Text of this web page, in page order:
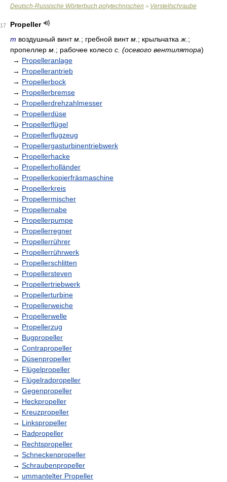
Deutsch-Russische Wörterbuch polytechnischen > Verstellschraube
17
Propeller
m воздушный винтм. ; гребной винтм. ; крыльчатка ж. ;
пропеллер м. ; рабочее колесо с. (осевого вентилятора)
→ Propelleranlage
→ Propellerantrieb
→ Propellerbock
→ Propellerbremse
→ Propellerdrehzahlmesser
→ Propellerdüse
→ Propellerflügel
→ Propellerflugzeug
→ Propellergasturbinentriebwerk
→ Propellerhacke
→ Propellerholländer
→ Propellerkopierfräsmaschine
→ Propellerkreis
→ Propellermischer
→ Propellernabe
→ Propellerpumpe
→ Propellerregner
→ Propellerrührer
→ Propellerrührwerk
→ Propellerschlitten
→ Propellersteven
→ Propellertriebwerk
→ Propellerturbine
→ Propellerweiche
→ Propellerwelle
→ Propellerzug
→ Bugpropeller
→ Contrapropeller
→ Düsenpropeller
→ Flügelpropeller
→ Flügelradpropeller
→ Gegenpropeller
→ Heckpropeller
→ Kreuzpropeller
→ Linkspropeller
→ Radpropeller
→ Rechtspropeller
→ Schneckenpropeller
→ Schraubenpropeller
→ ummantelter Propeller